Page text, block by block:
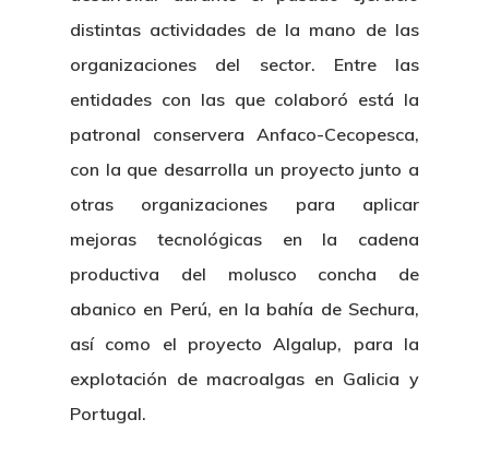
distintas actividades de la mano de las
organizaciones del sector. Entre las
entidades con las que colaboró está la
patronal conservera Anfaco-Cecopesca,
con la que desarrolla un proyecto junto a
otras organizaciones para aplicar
mejoras tecnológicas en la cadena
productiva del molusco concha de
abanico en Perú, en la bahía de Sechura,
así como el proyecto Algalup, para la
explotación de macroalgas en Galicia y
Portugal.